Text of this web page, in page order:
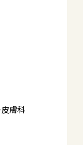
皮膚科